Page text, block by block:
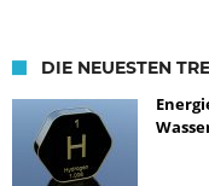
DIE NEUESTEN